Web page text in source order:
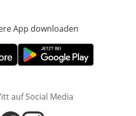
App downloaden
Fenster
Öffnet in neuem Fenster
auf Social Media